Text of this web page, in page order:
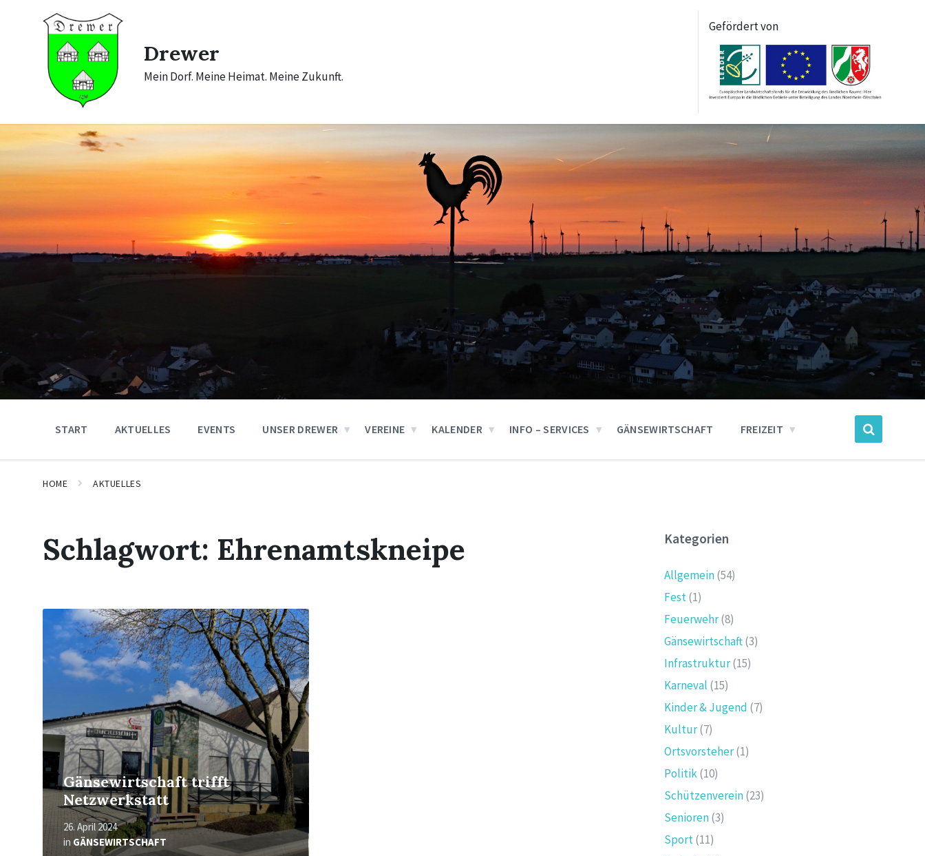
Drewer
Mein Dorf. Meine Heimat. Meine Zukunft.
Gefördert von
START AKTUELLES EVENTS UNSER DREWER VEREINE KALENDER INFO – SERVICES GÄNSEWIRTSCHAFT FREIZEIT
HOME AKTUELLES
Schlagwort: Ehrenamtskneipe
Gänsewirtschaft trifft
Netzwerkstatt
26. April 2024
in GÄNSEWIRTSCHAFT
Mehr
erfahren
Kategorien
Allgemein(54)
Fest(1)
Feuerwehr(8)
Gänsewirtschaft(3)
Infrastruktur(15)
Karneval (15)
Kinder & Jugend (7)
Kultur(7)
Ortsvorsteher(1)
Politik(10)
Schützenverein(23)
Senioren(3)
Sport(11)